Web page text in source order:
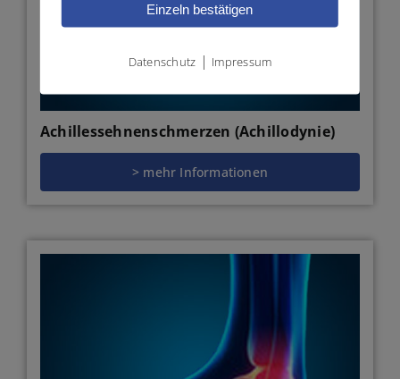
Achillessehnenschmerzen (Achillodynie)
> mehr Informationen
Einzeln bestätigen
Datenschutz | Impressum